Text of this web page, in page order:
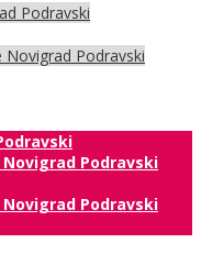
Podravski
Podravski
Podravski
Podravski